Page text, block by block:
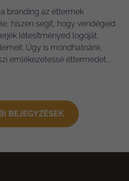
branding az éttermek
hiszen segít, hogy vendégeid
létesítményed logóját,
Úgy is mondhatnánk,
emlékezetessé éttermedet...
BEJEGYZÉSEK